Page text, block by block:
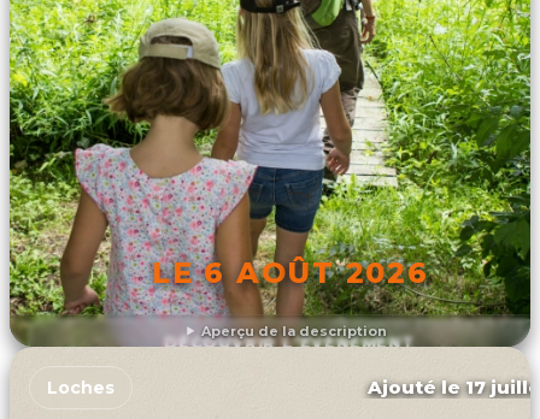
Aperçu de la description
LE 6 AOÛT 2026
DÉCOUVRIR L'ÉVÉNEMENT
Loches Ajouté le 17